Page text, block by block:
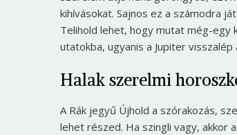
kihívásokat. Sajnos ez a számodra
Telihold lehet, hogy mutat még-egy
utatokba, ugyanis a Jupiter
Halak szerelmi
A Rák jegyű Újhold a szórakozás,
lehet részed. Ha szingli vagy, akkor